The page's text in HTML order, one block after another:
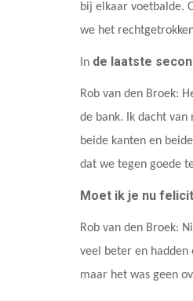
bij elkaar voetbalde.
we het
In de laatste
Rob van den Broek:
de bank. Ik dacht
beide kanten en
dat we tegen goede
Moet ik je nu
Rob van den Broek:
veel beter en hadden
maar het was geen